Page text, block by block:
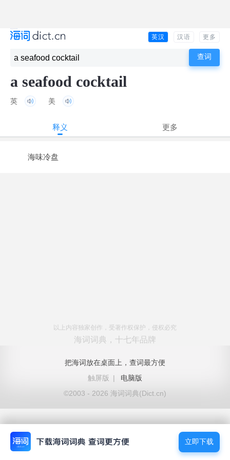
英汉 汉语 更多
a seafood cocktail
英 美
释义 更多
海味冷盘
以上内容独家创作，受著作权保护，侵权必究
海词词典，十七年品牌
把海词放在桌面上，查词最方便
触屏版
|
电脑版
©2003 - 2026 海词词典(Dict.cn)
立即下载
立即下载